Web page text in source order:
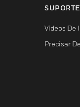
Vídeos De
Precisar